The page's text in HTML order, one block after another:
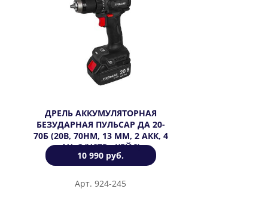
ДРЕЛЬ АККУМУЛЯТОРНАЯ
БЕЗУДАРНАЯ ПУЛЬСАР ДА 20-
70Б (20В, 70НМ, 13 ММ, 2 АКК, 4
АЧ, З/УСТР., КЕЙС)
10 990 руб.
Арт. 924-245